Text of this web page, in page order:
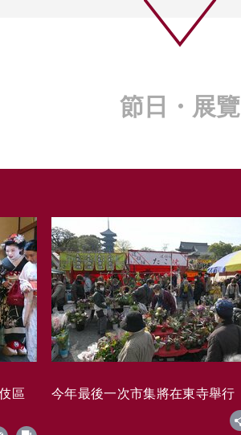
節日・展覽
區 今年最後一次市集將在東寺舉行